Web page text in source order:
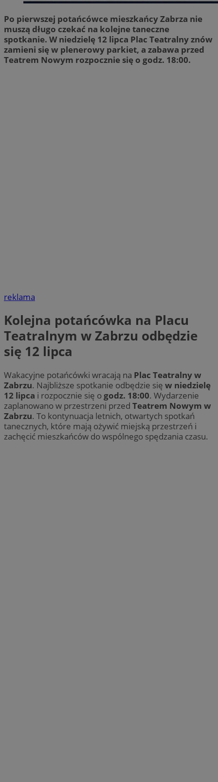
Po pierwszej potańcówce mieszkańcy Zabrza nie
muszą długo czekać na kolejne taneczne
spotkanie. W niedzielę 12 lipca Plac Teatralny znów
zamieni się w plenerowy parkiet, a zabawa przed
Teatrem Nowym rozpocznie się o godz. 18:00.
reklama
Kolejna potańcówka na Placu
Teatralnym w Zabrzu odbędzie
się 12 lipca
Wakacyjne potańcówki wracają na Plac Teatralny w
Zabrzu. Najbliższe spotkanie odbędzie się w niedzielę
12 lipca i rozpocznie się o godz. 18:00. Wydarzenie
zaplanowano w przestrzeni przed Teatrem Nowym w
Zabrzu. To kontynuacja letnich, otwartych spotkań
tanecznych, które mają ożywić miejską przestrzeń i
zachęcić mieszkańców do wspólnego spędzania czasu.